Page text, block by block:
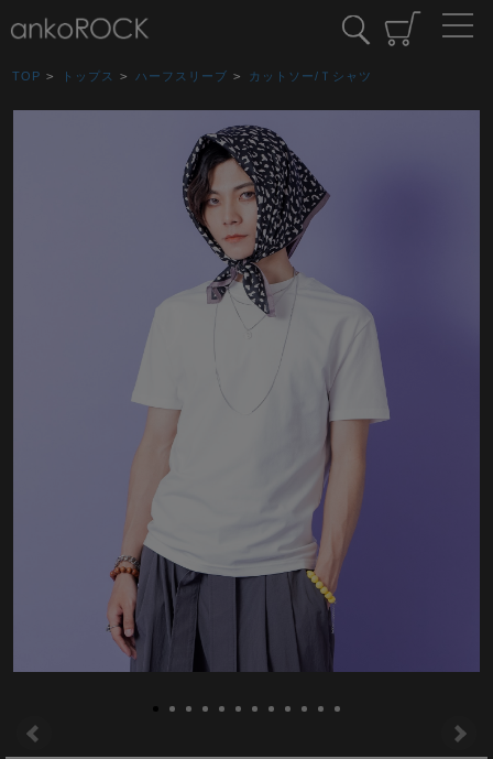
TOP > トップス > ハーフスリーブ > カットソー/Ｔシャツ